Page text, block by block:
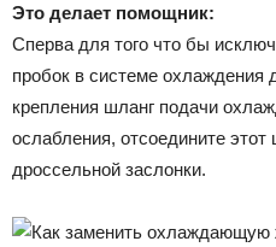
Это делает помощник:
Сперва для того что бы
пробок в системе охлаждения
крепления шланг подачи
ослабления, отсоедините
дроссельной заслонки.